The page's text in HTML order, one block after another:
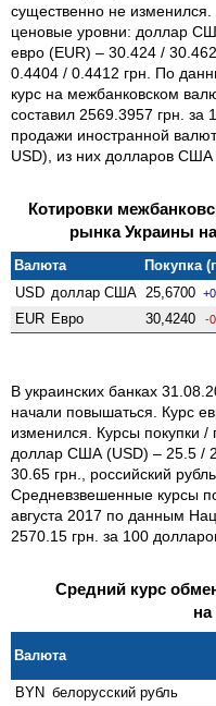
существенно не
ценовые уровни: доллар
евро (EUR) – 30.424 /
0.4404 / 0.4412 грн. По
курс на межбанковском
составил 2569.3957 грн.
продажи иностранной
USD), из них долларов США
Котировки
рынка Украины на
Валюта Покупка
USD доллар США 25,6700
EUR Евро 30,4240 -
В украинских банках
начали повышаться. Курс
изменился. Курсы покупки
доллар США (USD) – 25.5 /
30.65 грн., российский
Средневзвешенные курсы
августа 2017 по данным
2570.15 грн. за 100
Средний курс
на
Валюта
BYN белорусский рубль